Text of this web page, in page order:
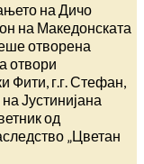
на Дичо
на Македонската
отворена
отвори
Фити, г.г. Стефан,
Јустинијана
од
„Цветан